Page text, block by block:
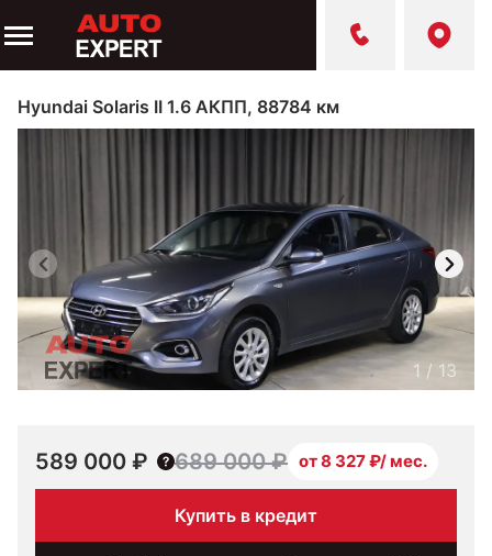
Hyundai Solaris II 1.6 АКПП, 88784 км
1 / 13
589 000 ₽ 689 000 ₽ от 8 327 ₽/ мес.
Купить в кредит